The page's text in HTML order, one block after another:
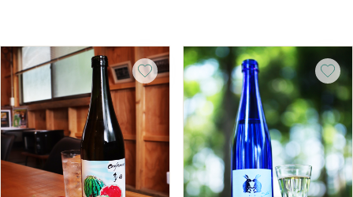
味よく旨味が堪能できる旨口の日
本酒です。氷をゆらしながら変わ
りゆく味を楽しむのも夏ならでは
の呑み方です。
蒸溜所。本作はその中核、「バス
カー・ブレンド」の構成原酒でも
あるシングルポットスチルに焦点
を当てた一本です。
原料は大麦麦芽と未発芽の大麦を
使用し、アイルランド伝統のポッ
トスチルで3回蒸溜。熟成にはバ
ーボン樽とシェリー樽を使用し、